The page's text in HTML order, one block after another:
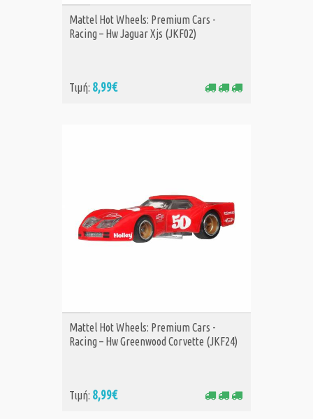
ΑΓΟΡΑ
Mattel Hot Wheels: Premium Cars -
Racing – Hw Jaguar Xjs (JKF02)
Τιμή: 8,99€
ΑΓΟΡΑ
Mattel Hot Wheels: Premium Cars -
Racing – Hw Greenwood Corvette (JKF24)
Τιμή: 8,99€